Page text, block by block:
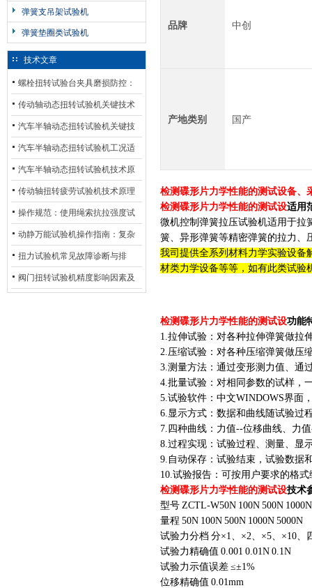
弹簧支吊架试验机
弹簧垫圈类试验机
技术文章
螺栓扭转试验台夹具磨损防控：
材质选型与表面处理的耐用性优
化
传动轴动态扭转试验机关键技术
及产业落地应用
汽车半轴动态扭转试验机关键技
术及产业落地应用
汽车半轴动态扭转试验机工况适
配与质控应用探析
汽车半轴动态扭转试验机技术原
理与行业应用
传动轴扭转疲劳试验机技术原理
与行业应用
操作规范：使用绳索抗拉强度试
验机的完整测试步骤
动静万能试验机操作指南：复杂
动态测试的标准化流程
扭力试验机常见故障诊断与排
除：从传感器信号异常到机械传
阀门扭转试验机精度影响因素及
品牌 中创
产地类别 国产
检测碟形片力学性能的测试设备、
检测碟形片力学性能的测试设适用
微机控制弹簧拉压试验机适用于拉
簧、异形弹簧等精密弹簧的拉力、
我司提供全系列材料力学实验设备
材类力学设备等等，如有此类试验
检测碟形片力学性能的测试设功能
1.拉伸试验：对各种拉伸弹簧做拉
2.压缩试验：对各种压缩弹簧做压
3.测量方法：通过变形测力值、通
4.批量试验：对相同参数的试样，
5.试验软件：中文WINDOWS界面
6.显示方式：数据和曲线随试验过
7.四种曲线：力值--位移曲线、力
8.过程实现：试验过程、测量、显
9.自动保存：试验结束，试验数据
10.试验报告：可按用户要求的格
检测碟形片力学性能的测试设技术
型号 ZCTL-W50N 100N 500N 1000N
量程 50N 100N 500N 1000N 5000N
试验力分档 分×1、×2、×5、×10、
试验力精确值 0.001 0.01N 0.1N
试验力示值误差 ≤±1%
位移精确值 0.01mm